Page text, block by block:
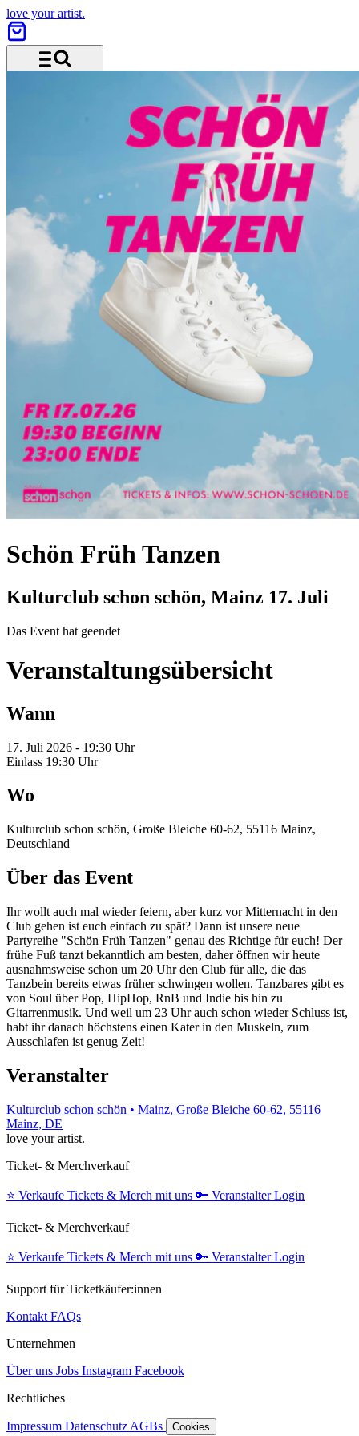
love your artist.
Schön Früh Tanzen
Kulturclub schon schön, Mainz 17. Juli
Das Event hat geendet
Veranstaltungsübersicht
Wann
17. Juli 2026 - 19:30 Uhr
Einlass 19:30 Uhr
Wo
Kulturclub schon schön, Große Bleiche 60-62, 55116 Mainz,
Deutschland
Über das Event
Ihr wollt auch mal wieder feiern, aber kurz vor Mitternacht in den
Club gehen ist euch einfach zu spät? Dann ist unsere neue
Partyreihe "Schön Früh Tanzen" genau des Richtige für euch! Der
frühe Fuß tanzt bekanntlich am besten, daher öffnen wir heute
ausnahmsweise schon um 20 Uhr den Club für alle, die das
Tanzbein bereits etwas früher schwingen wollen. Tanzbares gibt es
von Soul über Pop, HipHop, RnB und Indie bis hin zu
Gitarrenmusik. Und weil um 23 Uhr auch schon wieder Schluss ist,
habt ihr danach höchstens einen Kater in den Muskeln, zum
Ausschlafen ist genug Zeit!
Veranstalter
Kulturclub schon schön • Mainz, Große Bleiche 60-62, 55116
Mainz, DE
love your artist.
Ticket- & Merchverkauf
⭐️ Verkaufe Tickets & Merch mit uns 🔑 Veranstalter Login
Ticket- & Merchverkauf
⭐️ Verkaufe Tickets & Merch mit uns 🔑 Veranstalter Login
Support für Ticketkäufer:innen
Kontakt FAQs
Unternehmen
Über uns Jobs Instagram Facebook
Rechtliches
Impressum Datenschutz AGBs Cookies